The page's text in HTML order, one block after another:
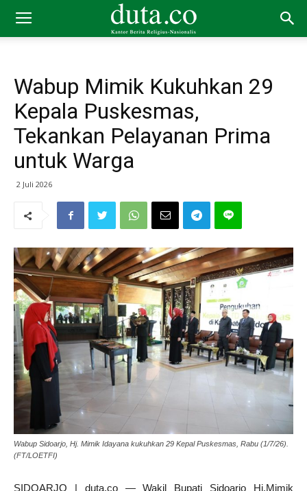
Wabup Mimik Kukuhkan 29
Kepala Puskesmas,
Tekankan Pelayanan Prima
untuk Warga
2 Juli 2026
Wabup Sidoarjo, Hj. Mimik Idayana kukuhkan 29 Kepal Puskesmas, Rabu (1/7/26).
(FT/LOETFI)
SIDOARJO | duta.co — Wakil Bupati Sidoarjo Hj.Mimik